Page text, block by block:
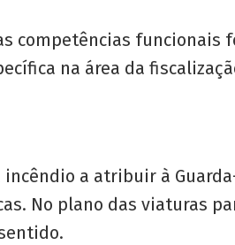
competências funcionais
na área da
a atribuir à
No plano das viaturas